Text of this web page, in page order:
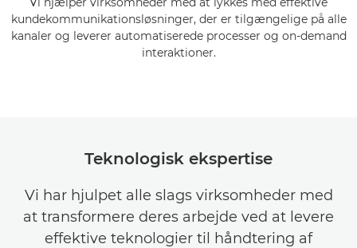
kundekommunikationsløsninger, der er tilgængelige på alle
kanaler og leverer automatiserede processer og on-demand
interaktioner.
Teknologisk ekspertise
Vi har hjulpet alle slags virksomheder med
at transformere deres arbejde ved at levere
effektive teknologier til håndtering af